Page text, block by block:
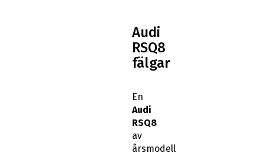
Audi
RSQ8
fälgar
En
Audi
RSQ8
av
årsmodell